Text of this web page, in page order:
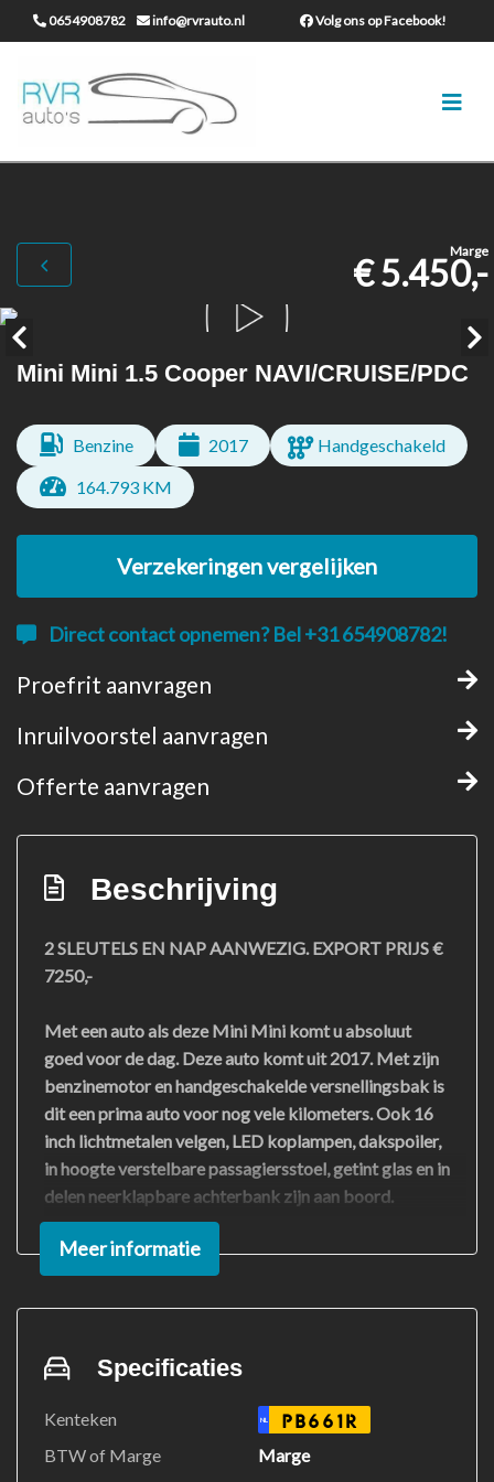
0654908782 info@rvrauto.nl Volg ons op Facebook!
Marge
€ 5.450,-
Mini Mini 1.5 Cooper NAVI/CRUISE/PDC
Benzine 2017
Handgeschakeld
164.793 KM
Verzekeringen vergelijken
Direct contact opnemen? Bel +31 654908782!
Proefrit aanvragen
Inruilvoorstel aanvragen
Offerte aanvragen
Beschrijving
2 SLEUTELS EN NAP AANWEZIG. EXPORT PRIJS €
7250,-
Met een auto als deze Mini Mini komt u absoluut
goed voor de dag. Deze auto komt uit 2017. Met zijn
benzinemotor en handgeschakelde versnellingsbak is
dit een prima auto voor nog vele kilometers. Ook 16
inch lichtmetalen velgen, LED koplampen, dakspoiler,
in hoogte verstelbare passagiersstoel, getint glas en in
delen neerklapbare achterbank zijn aan boord.
Tijdens de rit bedient u het audio-installatiesysteem
en het navigatiesysteem met de knoppen op het stuur.
De meeste schade bij inparkeren komt van een randje
parkeersensoren zien alles en waarschuwen op tijd.
Natuurlijk is een complete auto als deze ook voorzien
van sensoren die de omgeving in de gaten houden.
Deze Mini heeft niet alleen een automatisch
inschakelbare verlichting aan boord, maar ook een
Meer informatie
Specificaties
Kenteken NL PB661R
BTW of Marge
Marge